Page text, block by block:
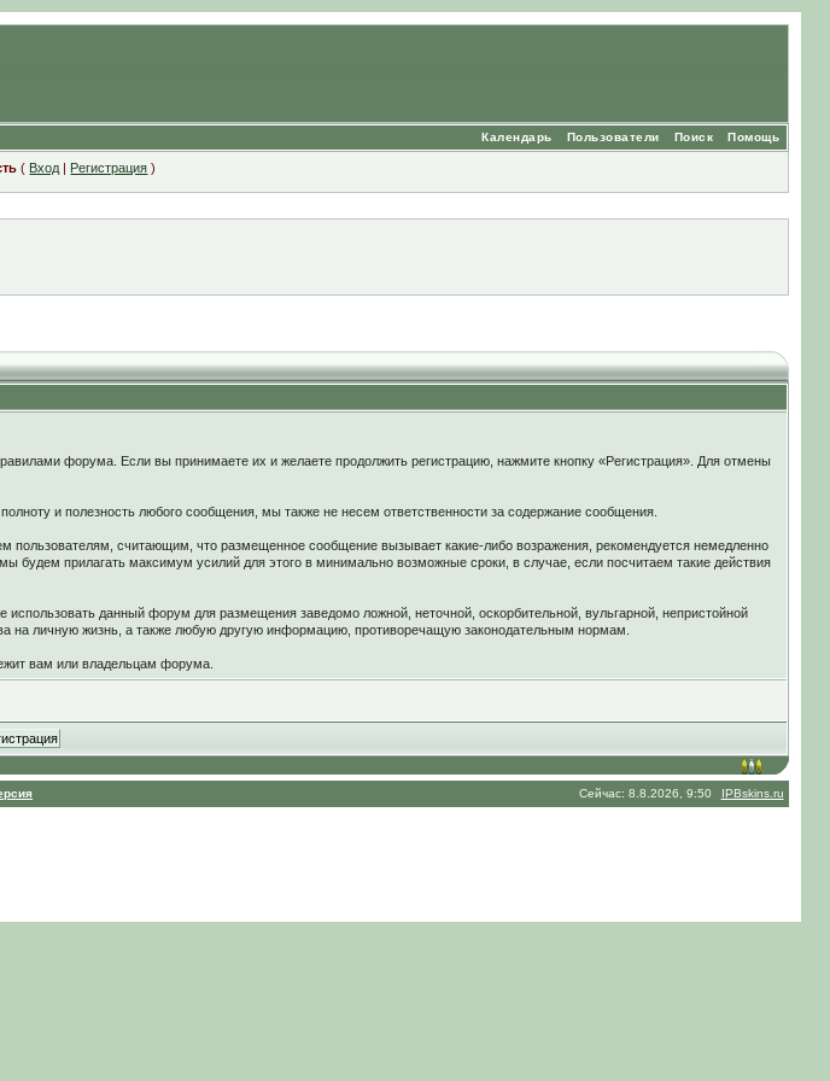
Помощь
Поиск
Пользователи
Календарь
( Вход | Регистрация )
форума. Если вы принимаете их и желаете продолжить регистрацию, нажмите кнопку «Регистрация». Для отмены
и полезность любого сообщения, мы также не несем ответственности за содержание сообщения.
пользователям, считающим, что размещенное сообщение вызывает какие-либо возражения, рекомендуется немедленно
будем прилагать максимум усилий для этого в минимально возможные сроки, в случае, если посчитаем такие действия
использовать данный форум для размещения заведомо ложной, неточной, оскорбительной, вульгарной, непристойной
личную жизнь, а также любую другую информацию, противоречащую законодательным нормам.
вам или владельцам форума.
Сейчас: 8.8.2026, 9:50 IPBskins.ru